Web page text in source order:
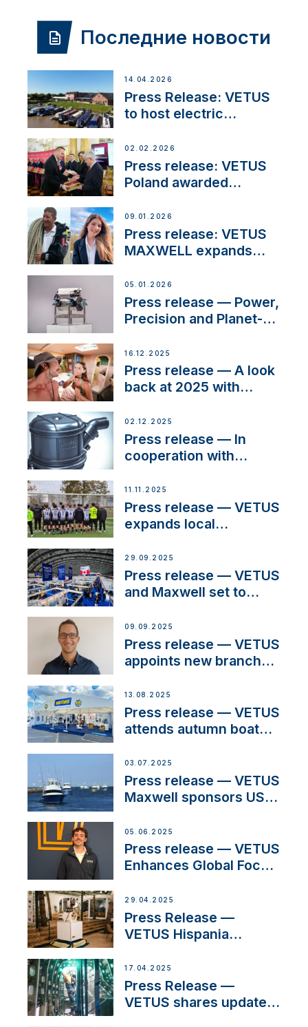
Последние новости
14.04.2026
Press Release: VETUS
to host electric
day at the Aqueduct
Marina
02.02.2026
Press release: VETUS
Poland awarded
Company Certification
with distinction
09.01.2026
Press release: VETUS
MAXWELL expands
customer support and
service
05.01.2026
Press release — Power,
Precision and Planet-
the New VETUS E-LINE
22 kW
16.12.2025
Press release — A look
back at 2025 with
02.12.2025
Press release — In
cooperation with
extends existing NMEA
2000® PGN to include
waterlock temperature
11.11.2025
Press release — VETUS
expands local
next-generation talent
and celebrate maritime
heritage
29.09.2025
Press release — VETUS
and Maxwell set to
OEM’s and
stakeholders in Europe
and North America
09.09.2025
Press release — VETUS
appoints new branch
operations in France
13.08.2025
Press release — VETUS
attends autumn boat
03.07.2025
Press release — VETUS
Maxwell sponsors US
05.06.2025
Press release — VETUS
Enhances Global Focus
Systems with New
Sales Manager
29.04.2025
Press Release —
VETUS Hispania
years of innovation and
excellence in the
Iberian marine industry
17.04.2025
Press Release —
VETUS shares updates